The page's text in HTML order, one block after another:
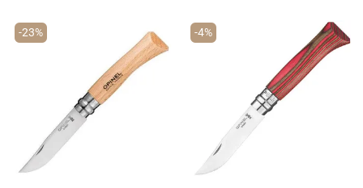
-23% -4%